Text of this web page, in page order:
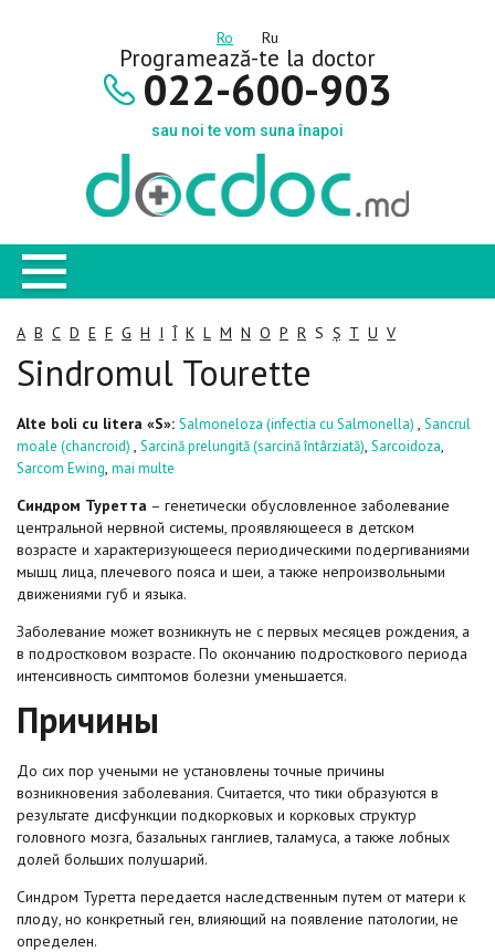
Ro Ru
Programează-te la doctor
022-600-903
sau noi te vom suna înapoi
A B C D E F G H I Î K L M N O P R S Ș T U V
Sindromul Tourette
Alte boli cu litera «S»: Salmoneloza (infectia cu Salmonella) , Sancrul
moale (chancroid) , Sarcină prelungită (sarcină întârziată), Sarcoidoza,
Sarcom Ewing, mai multe
Синдром Туретта – генетически обусловленное заболевание
центральной нервной системы, проявляющееся в детском
возрасте и характеризующееся периодическими подергиваниями
мышц лица, плечевого пояса и шеи, а также непроизвольными
движениями губ и языка.
Заболевание может возникнуть не с первых месяцев рождения, а
в подростковом возрасте. По окончанию подросткового периода
интенсивность симптомов болезни уменьшается.
Причины
До сих пор учеными не установлены точные причины
возникновения заболевания. Считается, что тики образуются в
результате дисфункции подкорковых и корковых структур
головного мозга, базальных ганглиев, таламуса, а также лобных
долей больших полушарий.
Синдром Туретта передается наследственным путем от матери к
плоду, но конкретный ген, влияющий на появление патологии, не
определен.